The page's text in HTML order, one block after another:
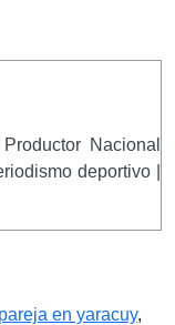
Nacional
deportivo |
en yaracuy,